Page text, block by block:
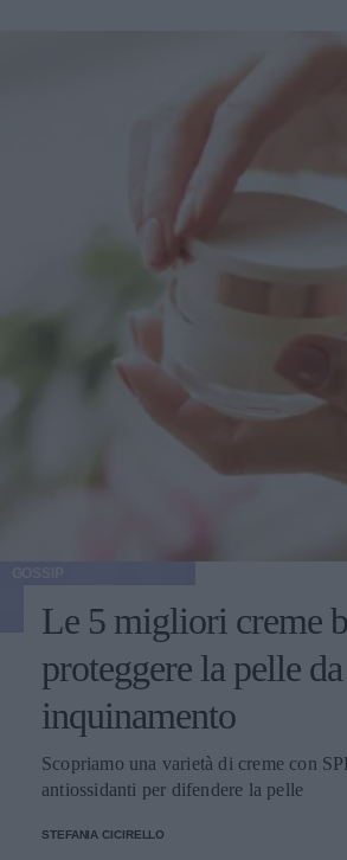
Le 5 migliori creme
proteggere la pelle
inquinamento
Scopriamo una varietà di creme con
antiossidanti per difendere la pelle
STEFANIA CICIRELLO